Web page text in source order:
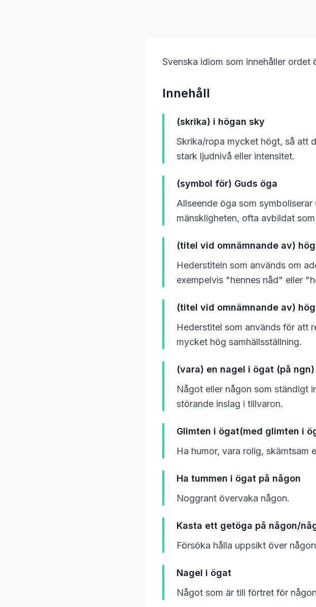
Svenska idiom som innehåller
Innehåll
(skrika) i högan sky
Skrika/ropa mycket högt, så att
stark ljudnivå eller intensitet.
(symbol för) Guds öga
Allseende öga som
mänskligheten, ofta avbildat
(titel vid omnämnande av)
Hederstiteln som används om
exempelvis "hennes nåd" eller
(titel vid omnämnande av)
Hederstitel som används för att
mycket hög samhällsställning.
(vara) en nagel i ögat (på ngn)
Något eller någon som ständigt
störande inslag i tillvaron.
Glimten i ögat(med glimten i
Ha humor, vara rolig, skämtsam
Ha tummen i ögat på någon
Noggrant övervaka någon.
Kasta ett getöga på någon/
Försöka hålla uppsikt över
Nagel i ögat
Något som är till förtret för